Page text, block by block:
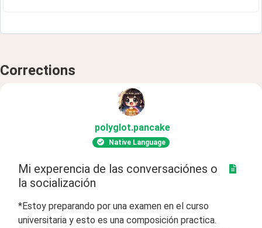
Corrections
polyglot.pancake
Native Language
Mi experencia de las conversaciónes o
la socialización
*Estoy preparando por una examen en el curso
universitaria y esto es una composición practica.